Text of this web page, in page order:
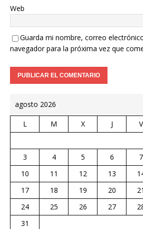
Web
Guarda mi nombre, correo
navegador para la próxima vez que
agosto 2026
L M X J V
3
4 5 6 7
10
11 12 13
17
18 19 20 21
24
25 26 27
31